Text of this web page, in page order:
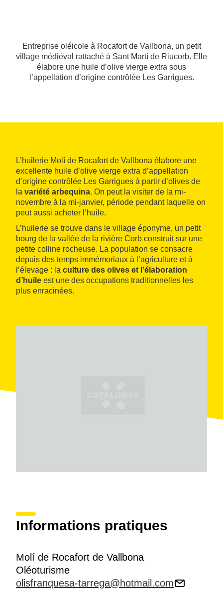
Entreprise oléicole à Rocafort de Vallbona, un petit
village médiéval rattaché à Sant Martí de Riucorb. Elle
élabore une huile d’olive vierge extra sous
l’appellation d’origine contrôlée Les Garrigues.
L’huilerie Molí de Rocafort de Vallbona élabore une
excellente huile d’olive vierge extra d’appellation
d’origine contrôlée Les Garrigues à partir d’olives de
la variété arbequina. On peut la visiter de la mi-
novembre à la mi-janvier, période pendant laquelle on
peut aussi acheter l’huile.
L’huilerie se trouve dans le village éponyme, un petit
bourg de la vallée de la rivière Corb construit sur une
petite colline rocheuse. La population se consacre
depuis des temps immémoriaux à l’agriculture et à
l’élevage : la culture des olives et l’élaboration
d’huile est une des occupations traditionnelles les
plus enracinées.
Informations pratiques
Molí de Rocafort de Vallbona
Oléoturisme
olisfranquesa-tarrega@hotmail.com